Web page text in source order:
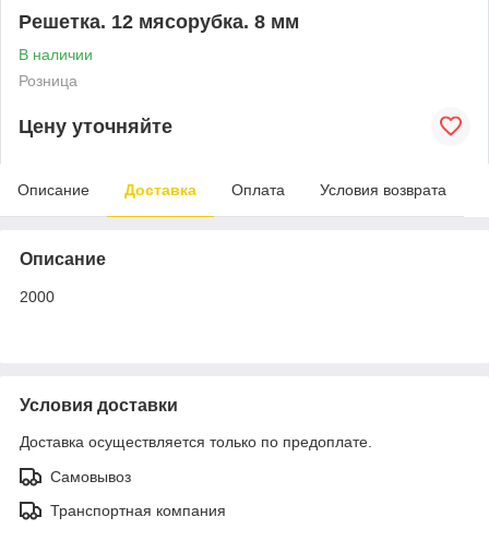
Решетка. 12 мясорубка. 8 мм
В наличии
Розница
Цену уточняйте
Описание Доставка Оплата Условия возврата
Описание
2000
Условия доставки
Доставка осуществляется только по предоплате.
Самовывоз
Транспортная компания